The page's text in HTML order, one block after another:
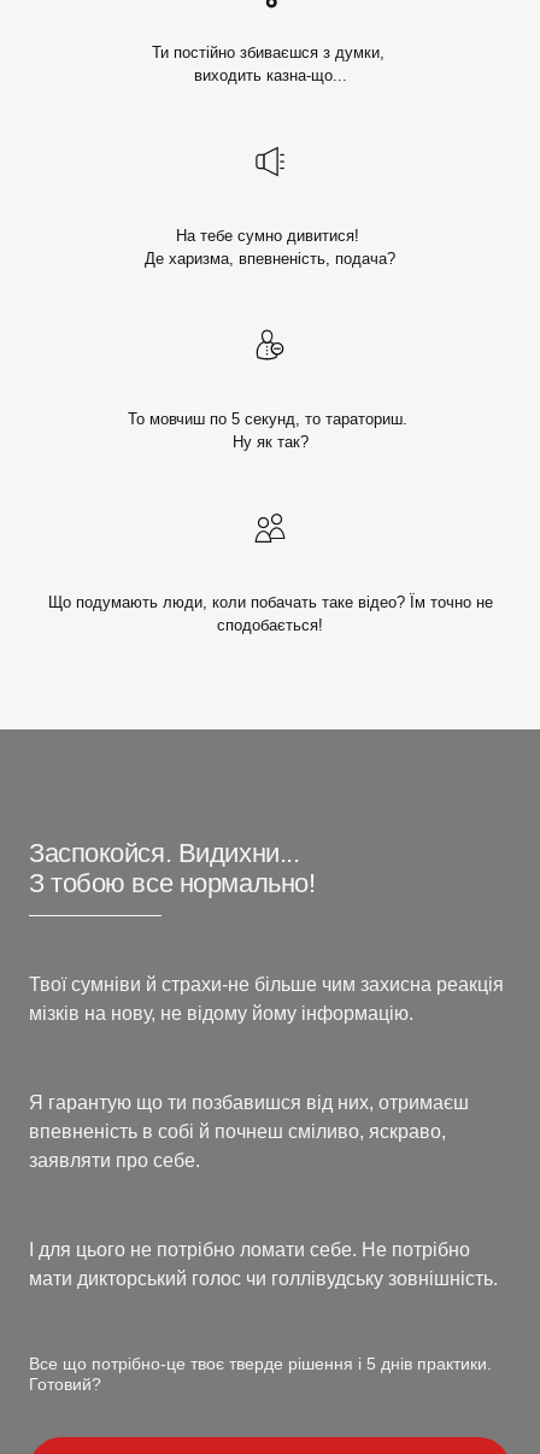
Ти постійно збиваєшся з думки,
виходить казна-що...
На тебе сумно дивитися!
Де харизма, впевненість, подача?
То мовчиш по 5 секунд, то тараториш.
Ну як так?
Що подумають люди, коли побачать таке відео? Їм точно не
сподобається!
Заспокойся. Видихни...
З тобою все нормально!
Твої сумніви й страхи-не більше чим захисна реакція
мізків на нову, не відому йому інформацію.
Я гарантую що ти позбавишся від них, отримаєш
впевненість в собі й почнеш сміливо, яскраво,
заявляти про себе.
І для цього не потрібно ломати себе. Не потрібно
мати дикторський голос чи голлівудську зовнішність.
Все що потрібно-це твоє тверде рішення і 5 днів практики.
Готовий?